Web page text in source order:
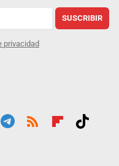
SUSCRIBIR
privacidad